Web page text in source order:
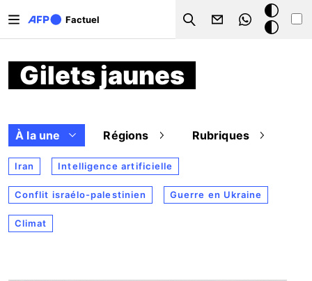
Factuel
Search
Mode
sombre
Gilets jaunes
À la une Régions Rubriques
Iran Intelligence artificielle
Conflit israélo-palestinien Guerre en Ukraine
Climat